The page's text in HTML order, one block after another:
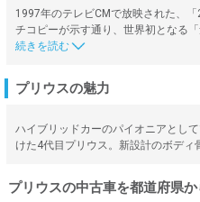
1997年のテレビCMで放映された、
チコピーが示す通り、世界初となる
プリウスの魅力
ハイブリッドカーのパイオニアとし
けた4代目プリウス。新設計のボディ
プリウスの中古車を都道府県